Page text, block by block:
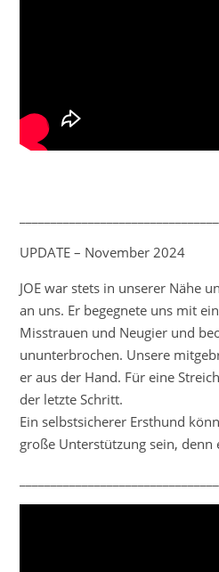
UPDATE – November 2024
JOE war stets in unserer Nähe
an uns. Er begegnete uns mit
Misstrauen und Neugier und
ununterbrochen. Unsere
er aus der Hand. Für eine
der letzte Schritt.
Ein selbstsicherer Ersthund
große Unterstützung sein, denn